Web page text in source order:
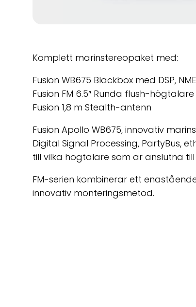
Komplett marinstereopaket med:
Fusion WB675 Blackbox med DSP,
Fusion FM 6.5″ Runda flush-högtalare
Fusion 1,8 m Stealth-antenn
Fusion Apollo WB675, innovativ
Digital Signal Processing, PartyBus,
till vilka högtalare som är anslutna till
FM-serien kombinerar ett
innovativ monteringsmetod.